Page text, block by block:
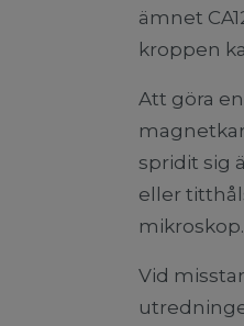
ämnet
kroppen
Att göra
spridit sig
eller
mikroskop.
Vid